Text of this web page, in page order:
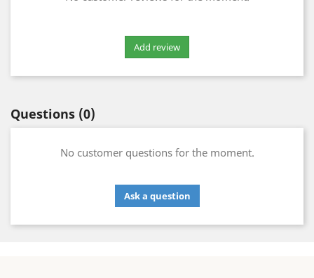
Questions (0)
No customer questions for the moment.
Ask a question